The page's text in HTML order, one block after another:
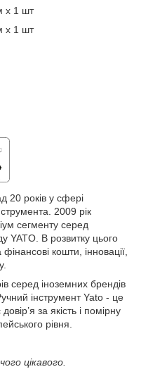
x 1 шт
x 1 шт
20 років у сфері
2009 рік
сегменту серед
YATO. В розвитку цього
кошти, інновації,
серед іноземних брендів
інструмент Yato - це
за якість і помірну
рівня.
цікавого.